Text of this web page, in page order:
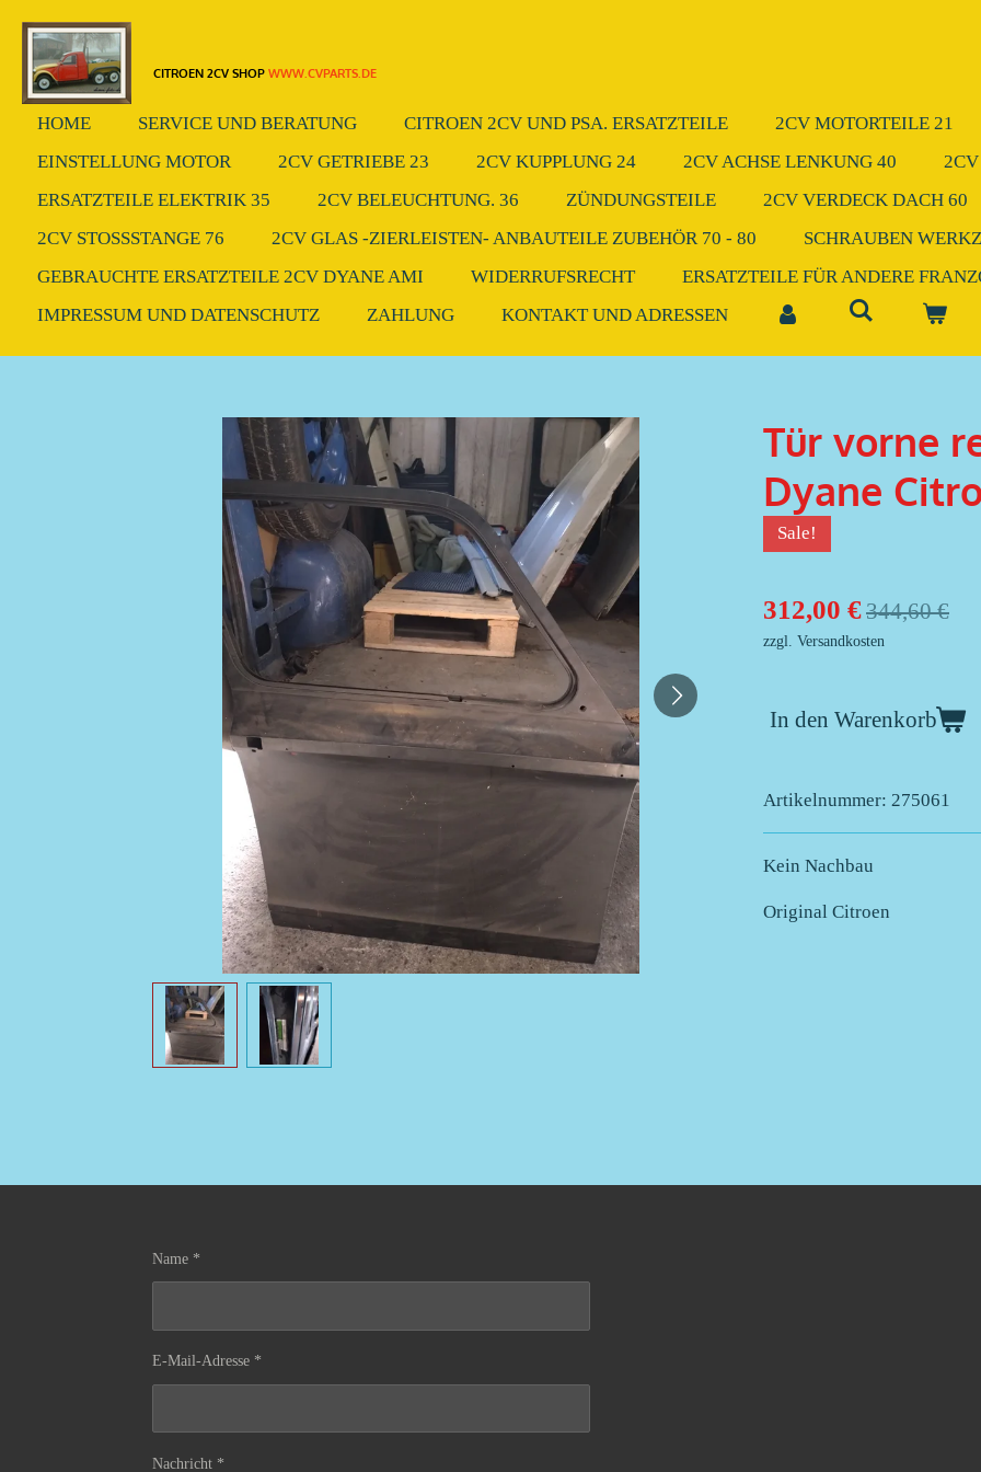
Zum
Hauptinhalt
springen
CITROEN 2CV SHOP WWW.CVPARTS.DE
HOME SERVICE UND BERATUNG CITROEN 2CV UND PSA. ERSATZTEILE
2CV MOTORTEILE 21
EINSTELLUNG MOTOR
2CV GETRIEBE 23 2CV KUPPLUNG 24 2CV ACHSE LENKUNG 40
ERSATZTEILE ELEKTRIK 35
2CV BELEUCHTUNG. 36 ZÜNDUNGSTEILE
2CV VERDECK DACH 60
2CV STOSSSTANGE 76
2CV GLAS -ZIERLEISTEN- ANBAUTEILE ZUBEHÖR 70 - 80
SCHRAUBEN
GEBRAUCHTE ERSATZTEILE 2CV DYANE AMI
WIDERRUFSRECHT
ERSATZTEILE FÜR ANDERE
IMPRESSUM UND DATENSCHUTZ
ZAHLUNG KONTAKT UND ADRESSEN
Tür vorne
Dyane
Sale!
312,00 €344,60 €
zzgl. Versandkosten
In den Warenkorb
Artikelnummer: 275061
Kein Nachbau
Original Citroen
Name *
E-Mail-Adresse *
Nachricht *